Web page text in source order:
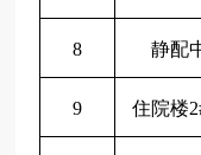
8 静配
9 住院楼